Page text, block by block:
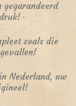
zoals die
Nederland, uw